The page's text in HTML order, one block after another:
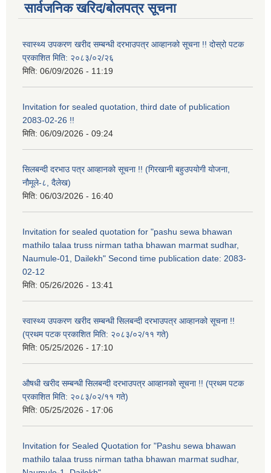
सार्वजनिक खरिद/बोलपत्र सूचना
स्वास्थ्य उपकरण खरीद सम्बन्धी दरभाउपत्र आव्हानको सूचना !! दोस्रो पटक
प्रकाशित मिति: २०८३/०२/२६
मिति: 06/09/2026 - 11:19
Invitation for sealed quotation, third date of publication
2083-02-26 !!
मिति: 06/09/2026 - 09:24
सिलबन्दी दरभाउ पत्र आव्हानको सूचना !! (गिरखानी बहुउपयोगी योजना,
नौमूले-८, दैलेख)
मिति: 06/03/2026 - 16:40
Invitation for sealed quotation for "pashu sewa bhawan
mathilo talaa truss nirman tatha bhawan marmat sudhar,
Naumule-01, Dailekh" Second time publication date: 2083-
02-12
मिति: 05/26/2026 - 13:41
स्वास्थ्य उपकरण खरीद सम्बन्धी सिलबन्दी दरभाउपत्र आव्हानको सूचना !!
(प्रथम पटक प्रकाशित मिति: २०८३/०२/११ गते)
मिति: 05/25/2026 - 17:10
औषधी खरीद सम्बन्धी सिलबन्दी दरभाउपत्र आव्हानको सूचना !! (प्रथम पटक
प्रकाशित मिति: २०८३/०२/११ गते)
मिति: 05/25/2026 - 17:06
Invitation for Sealed Quotation for "Pashu sewa bhawan
mathilo talaa truss nirman tatha bhawan marmat sudhar,